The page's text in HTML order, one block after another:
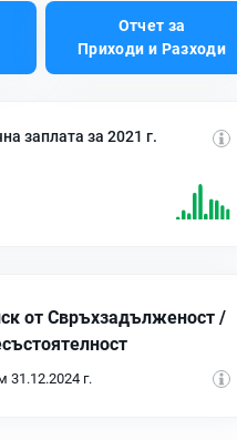
Отчет за
Приходи и Разходи
заплата за 2021 г.
от Свръхзадълженост /
31.12.2024 г.